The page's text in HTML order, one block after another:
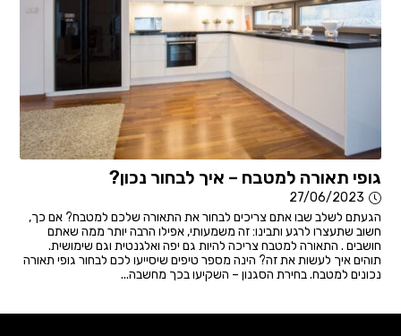
גופי תאורה למטבח – איך לבחור נכון?
27/06/2023
הגעתם לשלב שבו אתם צריכים לבחור את התאורה שלכם למטבח? אם כך,
חשוב שתעצרו לרגע ותבינו: זה משמעותי, אפילו הרבה יותר ממה שאתם
חושבים . התאורה למטבח צריכה להיות גם יפה ואלגנטית וגם שימושית.
תוהים איך לעשות את זה? הינה מספר טיפים שיסייעו לכם לבחור גופי תאורה
נכונים למטבח. בחירת הסגנון – השקיעו בכך מחשבה...